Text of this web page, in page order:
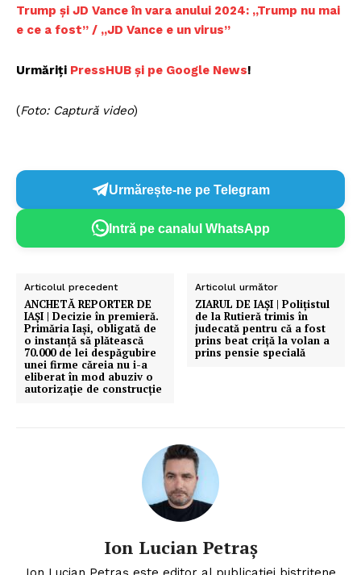
Trump și JD Vance în vara anului 2024: „Trump nu mai
e ce a fost” / „JD Vance e un virus”
Urmăriți PressHUB și pe Google News!
(Foto: Captură video)
Urmărește-ne pe Telegram
Intră pe canalul WhatsApp
Articolul precedent
ANCHETĂ REPORTER DE
IAȘI | Decizie în premieră.
Primăria Iași, obligată de
o instanță să plătească
70.000 de lei despăgubire
unei firme căreia nu i-a
eliberat în mod abuziv o
autorizație de construcție
Articolul următor
ZIARUL DE IAȘI | Polițistul
de la Rutieră trimis în
judecată pentru că a fost
prins beat criță la volan a
prins pensie specială
Ion Lucian Petraș